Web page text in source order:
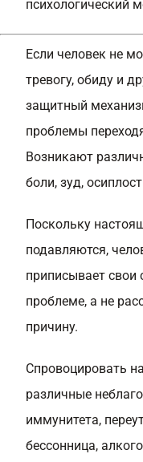
психологический
Если человек не
тревогу, обиду и
защитный
проблемы
Возникают
боли, зуд,
Поскольку
подавляются,
приписывает
проблеме, а не
причину.
Спровоцировать
различные
иммунитета,
бессонница,